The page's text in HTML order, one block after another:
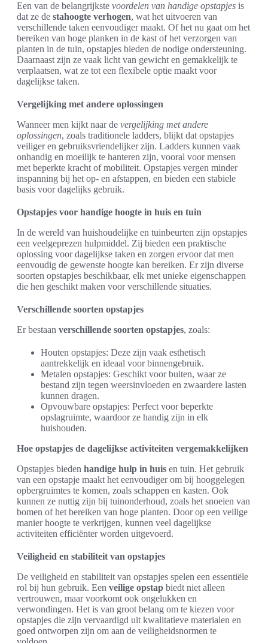
Een van de belangrijkste voordelen van handige opstapjes is
dat ze de stahoogte verhogen, wat het uitvoeren van
verschillende taken eenvoudiger maakt. Of het nu gaat om het
bereiken van hoge planken in de kast of het verzorgen van
planten in de tuin, opstapjes bieden de nodige ondersteuning.
Daarnaast zijn ze vaak licht van gewicht en gemakkelijk te
verplaatsen, wat ze tot een flexibele optie maakt voor
dagelijkse taken.
Vergelijking met andere oplossingen
Wanneer men kijkt naar de vergelijking met andere
oplossingen, zoals traditionele ladders, blijkt dat opstapjes
veiliger en gebruiksvriendelijker zijn. Ladders kunnen vaak
onhandig en moeilijk te hanteren zijn, vooral voor mensen
met beperkte kracht of mobiliteit. Opstapjes vergen minder
inspanning bij het op- en afstappen, en bieden een stabiele
basis voor dagelijks gebruik.
Opstapjes voor handige hoogte in huis en tuin
In de wereld van huishoudelijke en tuinbeurten zijn opstapjes
een veelgeprezen hulpmiddel. Zij bieden een praktische
oplossing voor dagelijkse taken en zorgen ervoor dat men
eenvoudig de gewenste hoogte kan bereiken. Er zijn diverse
soorten opstapjes beschikbaar, elk met unieke eigenschappen
die hen geschikt maken voor verschillende situaties.
Verschillende soorten opstapjes
Er bestaan verschillende soorten opstapjes, zoals:
Houten opstapjes: Deze zijn vaak esthetisch
aantrekkelijk en ideaal voor binnengebruik.
Metalen opstapjes: Geschikt voor buiten, waar ze
bestand zijn tegen weersinvloeden en zwaardere lasten
kunnen dragen.
Opvouwbare opstapjes: Perfect voor beperkte
opslagruimte, waardoor ze handig zijn in elk
huishouden.
Hoe opstapjes de dagelijkse activiteiten vergemakkelijken
Opstapjes bieden handige hulp in huis en tuin. Het gebruik
van een opstapje maakt het eenvoudiger om bij hooggelegen
opbergruimtes te komen, zoals schappen en kasten. Ook
kunnen ze nuttig zijn bij tuinonderhoud, zoals het snoeien van
bomen of het bereiken van hoge planten. Door op een veilige
manier hoogte te verkrijgen, kunnen veel dagelijkse
activiteiten efficiënter worden uitgevoerd.
Veiligheid en stabiliteit van opstapjes
De veiligheid en stabiliteit van opstapjes spelen een essentiële
rol bij hun gebruik. Een veilige opstap biedt niet alleen
vertrouwen, maar voorkomt ook ongelukken en
verwondingen. Het is van groot belang om te kiezen voor
opstapjes die zijn vervaardigd uit kwalitatieve materialen en
goed ontworpen zijn om aan de veiligheidsnormen te